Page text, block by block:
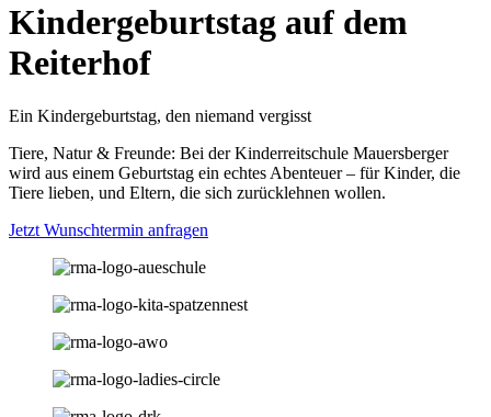
Kindergeburtstag auf dem
Reiterhof
Ein Kindergeburtstag, den niemand vergisst
Tiere, Natur & Freunde: Bei der Kinderreitschule Mauersberger
wird aus einem Geburtstag ein echtes Abenteuer – für Kinder, die
Tiere lieben, und Eltern, die sich zurücklehnen wollen.
Jetzt Wunschtermin anfragen